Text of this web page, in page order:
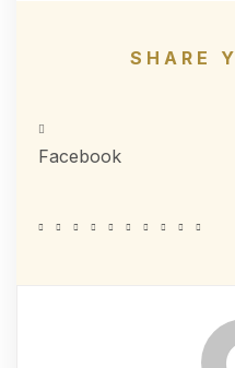
SHARE
Facebook